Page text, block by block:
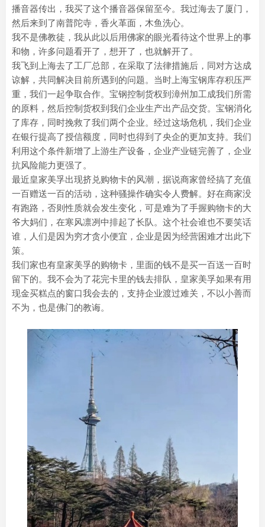
播音器传出，我买了这个播音器保留至今。我过海去了厦门，
然后来到了南普陀寺，香火革面，木鱼洗心。
我不是佛教徒，我从此以后用佛家的眼光看待这个世界上的事
和物，许多问题看开了，想开了，也就解开了。
我飞到上海去了工厂总部，在采取了法律措施后，同对方达成
谅解，共同解决目前所遇到的问题。当时上海宝钢库存积压严
重，我们一起争取合作。宝钢控制货权到漳州加工成我们所需
的原料，然后控制货权到我们企业生产出产品交货。宝钢消化
了库存，同时挽救了我们两个企业。经过这场危机，我们企业
在银行提高了授信额度，同时也得到了央企的更加支持。我们
利用这个条件新增了上游生产设备，企业产业链完善了，企业
抗风险能力更强了。
最近皇家美孚出现挤兑购物卡的风潮，据说商家曾经搞了充值
一百赠送一百的活动，这种骚操作确实令人费解。好在商家没
有跑路，否则性质就会发生变化，可是难为了手握购物卡的大
爷大妈们，在寒风凛冽中排起了长队。这个社会谁也不要笑话
谁，人们是因为穷才贪小便宜，企业是因为经营困难才出此下
策。
我们家也有皇家美孚的购物卡，里面的钱不是买一百送一百时
留下的。我不会为了花完卡里的钱去排队，皇家美孚如果有用
现金买糕点的窗口我会去的，支持企业渡过难关，不以小善而
不为，也是佛门的教诲。